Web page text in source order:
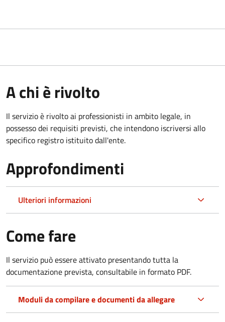
A chi è rivolto
Il servizio è rivolto ai professionisti in ambito legale, in
possesso dei requisiti previsti, che intendono iscriversi allo
specifico registro istituito dall'ente.
Approfondimenti
Ulteriori informazioni
Come fare
Il servizio può essere attivato presentando tutta la
documentazione prevista, consultabile in formato PDF.
Moduli da compilare e documenti da allegare